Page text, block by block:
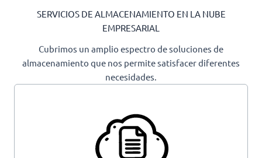
SERVICIOS DE ALMACENAMIENTO EN LA NUBE
EMPRESARIAL
Cubrimos un amplio espectro de soluciones de
almacenamiento que nos permite satisfacer diferentes
necesidades.